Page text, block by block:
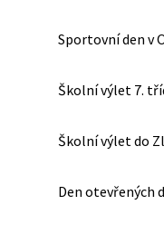
Sportovní den v
Školní výlet 7.
Školní výlet do
Den otevřených